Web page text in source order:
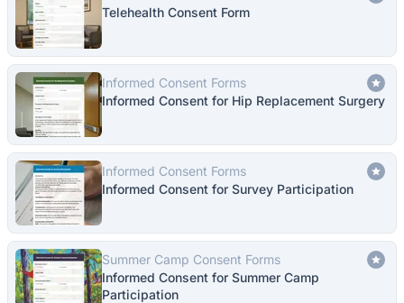
Telehealth Consent Form
Informed Consent Forms
Informed Consent for Hip Replacement Surgery
Informed Consent Forms
Informed Consent for Survey Participation
Summer Camp Consent Forms
Informed Consent for Summer Camp
Participation